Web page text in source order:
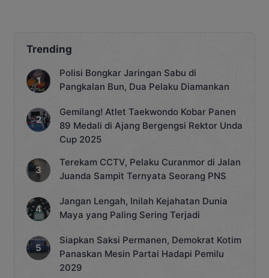
Trending
Polisi Bongkar Jaringan Sabu di
Pangkalan Bun, Dua Pelaku Diamankan
Gemilang! Atlet Taekwondo Kobar Panen
89 Medali di Ajang Bergengsi Rektor Unda
Cup 2025
Terekam CCTV, Pelaku Curanmor di Jalan
Juanda Sampit Ternyata Seorang PNS
Jangan Lengah, Inilah Kejahatan Dunia
Maya yang Paling Sering Terjadi
Siapkan Saksi Permanen, Demokrat Kotim
Panaskan Mesin Partai Hadapi Pemilu
2029